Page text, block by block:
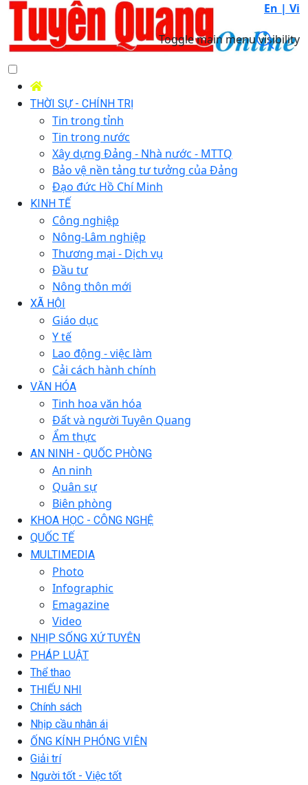
En | Vi
Toggle main menu visibility
THỜI SỰ - CHÍNH TRỊ
Tin trong tỉnh
Tin trong nước
Xây dựng Đảng - Nhà nước - MTTQ
Bảo vệ nền tảng tư tưởng của Đảng
Đạo đức Hồ Chí Minh
KINH TẾ
Công nghiệp
Nông-Lâm nghiệp
Thương mại - Dịch vụ
Đầu tư
Nông thôn mới
XÃ HỘI
Giáo dục
Y tế
Lao động - việc làm
Cải cách hành chính
VĂN HÓA
Tinh hoa văn hóa
Đất và người Tuyên Quang
Ẩm thực
AN NINH - QUỐC PHÒNG
An ninh
Quân sự
Biên phòng
KHOA HỌC - CÔNG NGHỆ
QUỐC TẾ
MULTIMEDIA
Photo
Infographic
Emagazine
Video
NHỊP SỐNG XỨ TUYÊN
PHÁP LUẬT
Thể thao
THIẾU NHI
Chính sách
Nhịp cầu nhân ái
ỐNG KÍNH PHÓNG VIÊN
Giải trí
Người tốt - Việc tốt